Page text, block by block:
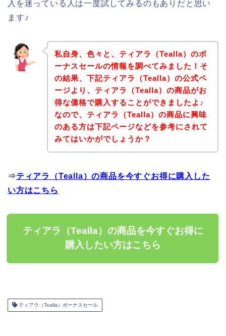
入を迷っている人は一度試してみるのもありだと思い
ます♪
私自身、色々と、ティアラ（Tealla）のボ
ーナスセールの情報を調べてみました！そ
の結果、下記ティアラ（Tealla）の公式ペ
ージより、ティアラ（Tealla）の商品がお
得な価格で購入することができましたよ♪
なので、ティアラ（Tealla）の商品に興味
のある方は下記ページなどを参考にされて
みてはいかがでしょうか？
⇒ティアラ（Tealla）の商品を今すぐお得に購入した
い方はこちら
ティアラ（Tealla）の商品を今すぐお得に
購入したい方はこちら
ティアラ（Tealla）ボーナスセール